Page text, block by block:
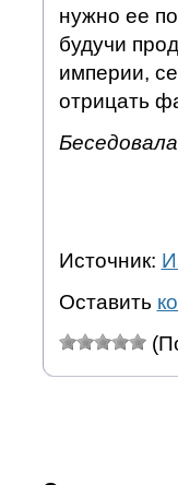
нужно ее
будучи
империи,
отрицать
Источник:
Оставить